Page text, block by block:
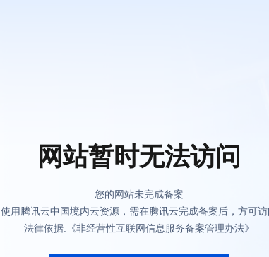
网站暂时无法访问
您的网站未完成备案
使用腾讯云中国境内云资源，需在腾讯云完成备案后，方可
法律依据:《非经营性互联网信息服务备案管理办法》